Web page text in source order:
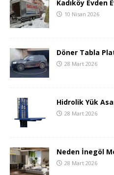
Kadıköy Evden
10 Nisan 2026
Döner Tabla
28 Mart 2026
Hidrolik Yük
28 Mart 2026
Neden İnegöl
28 Mart 2026